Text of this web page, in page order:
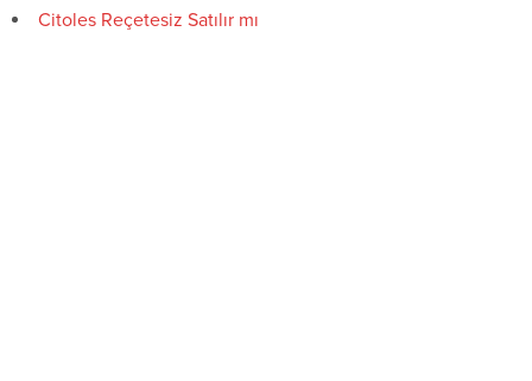
Citoles Reçetesiz Satılır mı